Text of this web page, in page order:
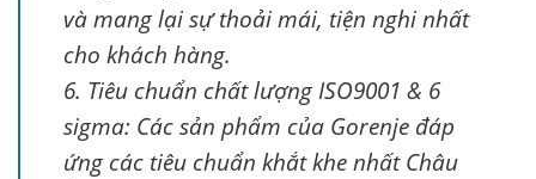
và mang lại sự thoải mái, tiện nghi nhất
cho khách hàng.
6. Tiêu chuẩn chất lượng ISO9001 & 6
sigma: Các sản phẩm của Gorenje đáp
ứng các tiêu chuẩn khắt khe nhất Châu